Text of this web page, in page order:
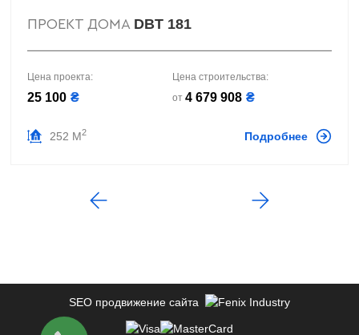
ПРОЕКТ ДОМА DBT 181
Цена проекта:
25 100 ₴
Цена строительства:
от 4 679 908 ₴
252 М2 Подробнее
SEO продвижение сайта